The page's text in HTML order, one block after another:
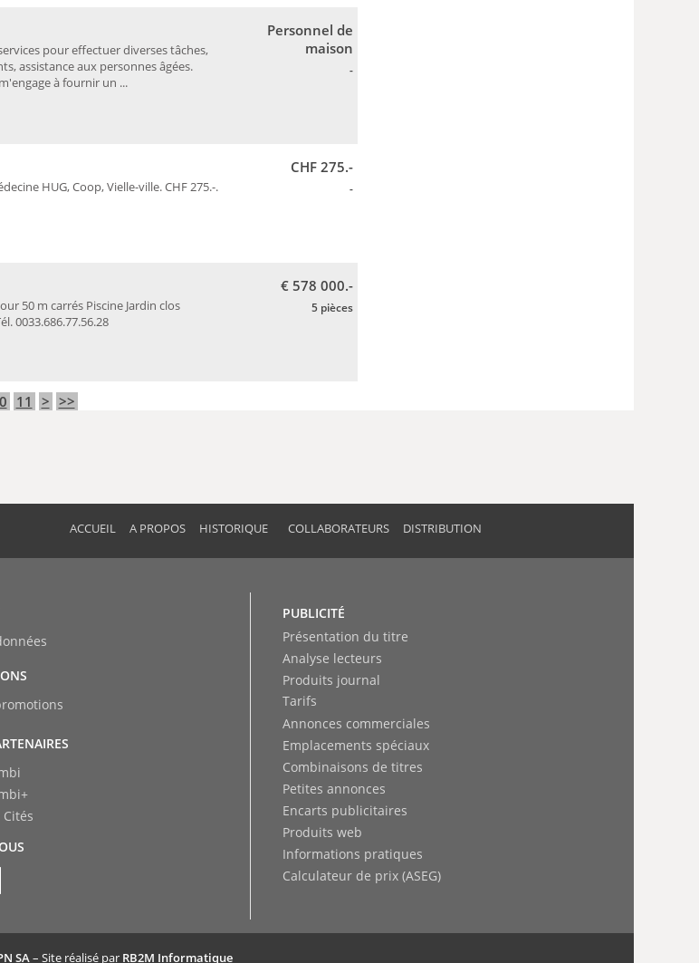
Personnel de
maison
-
pour effectuer diverses tâches,
assistance aux personnes âgées.
à fournir un ...
CHF 275.-
-
HUG, Coop, Vielle-ville. CHF 275.-.
€ 578 000.-
5 pièces
50 m carrés Piscine Jardin clos
0033.686.77.56.28
11 > >>
ACCUEIL A PROPOS HISTORIQUE COLLABORATEURS DISTRIBUTION
PUBLICITÉ
Annonces commerciales
Emplacements spéciaux
Combinaisons de titres
Présentation du titre
Encarts publicitaires
Informations pratiques
Calculateur de prix (ASEG)
Analyse lecteurs
Petites annonces
Produits journal
Produits web
Tarifs
SA– Site réalisé par RB2M Informatique